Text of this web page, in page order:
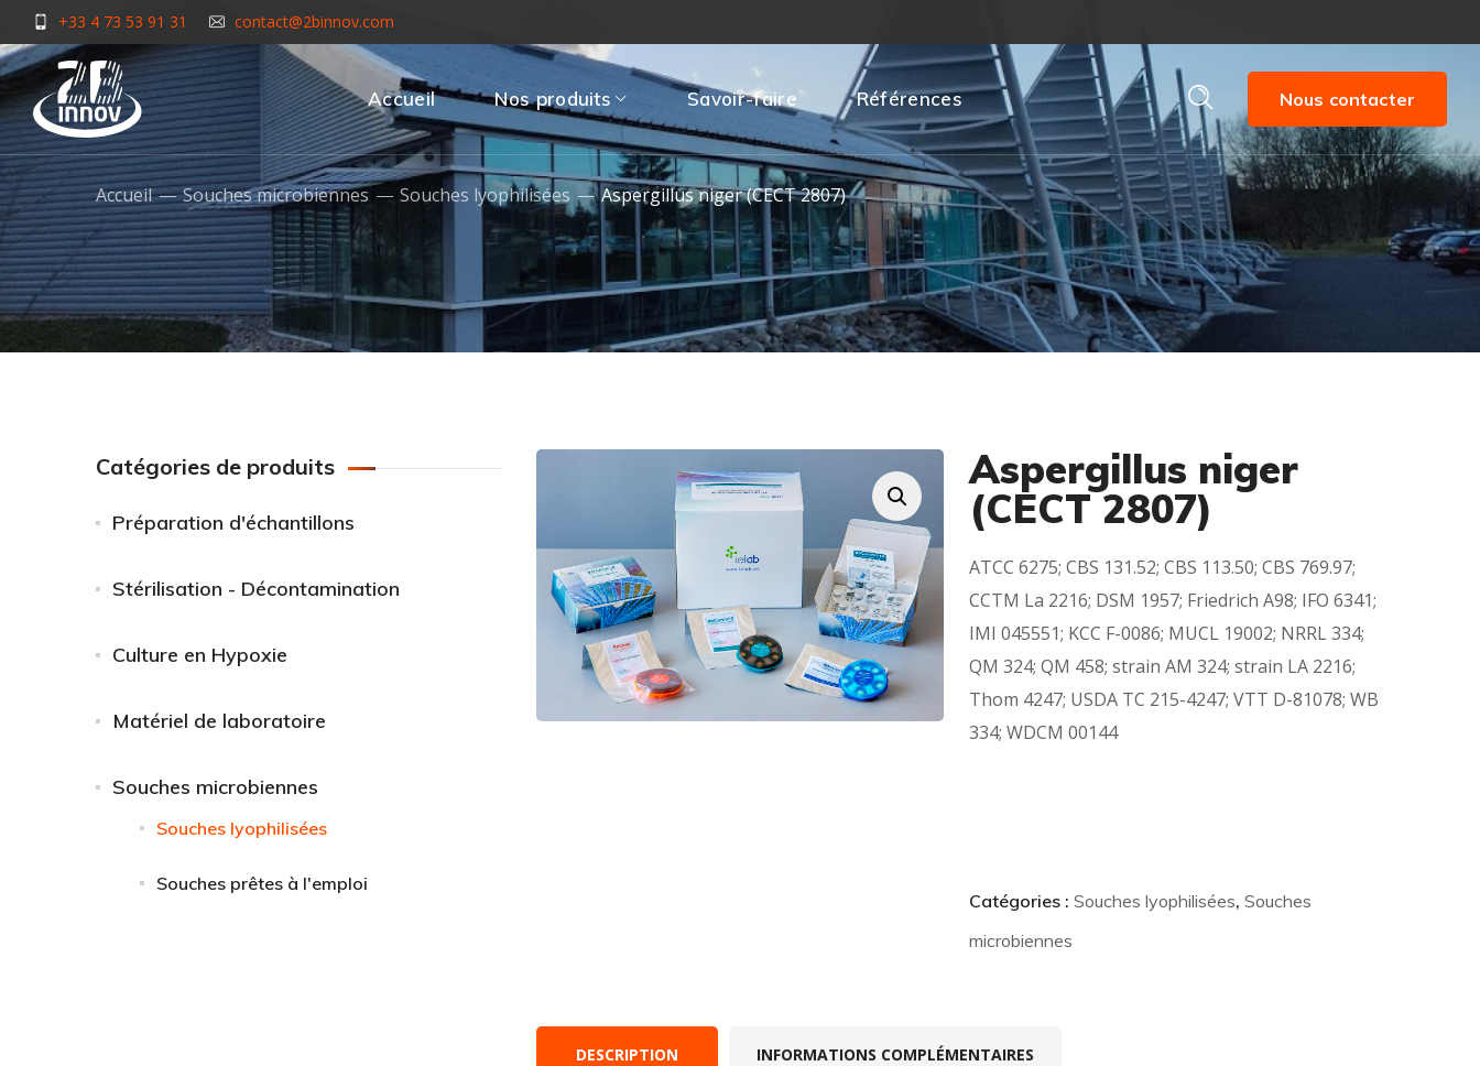
+33 4 73 53 91 31 contact@2binnov.com
Accueil Nos produits Savoir-faire Références Nous contacter
Accueil Souches microbiennes Souches lyophilisées Aspergillus niger (CECT 2807)
Aspergillus niger
(CECT 2807)
ATCC 6275; CBS 131.52; CBS 113.50; CBS 769.97;
CCTM La 2216; DSM 1957; Friedrich A98; IFO 6341;
IMI 045551; KCC F-0086; MUCL 19002; NRRL 334;
QM 324; QM 458; strain AM 324; strain LA 2216;
Thom 4247; USDA TC 215-4247; VTT D-81078; WB
334; WDCM 00144
Catégories : Souches lyophilisées, Souches
microbiennes
DESCRIPTION INFORMATIONS COMPLÉMENTAIRES
Catégories de produits
Préparation d'échantillons
Stérilisation - Décontamination
Culture en Hypoxie
Matériel de laboratoire
Souches microbiennes
Souches lyophilisées
Souches prêtes à l'emploi